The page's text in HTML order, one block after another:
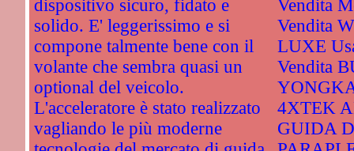
dispositivo sicuro, fidato e
solido. E' leggerissimo e si
compone talmente bene con il
volante che sembra quasi un
optional del veicolo.
L'acceleratore è stato realizzato
vagliando le più moderne
Vendita
Vendita
LUXE
Vendita
4XTEK
GUIDA